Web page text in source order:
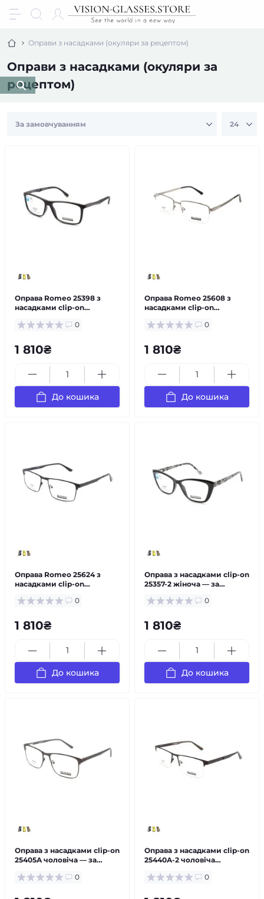
Оправи з насадками (окуляри за рецептом)
Оправи з насадками (окуляри за
рецептом)
Оправа Romeo 25398 з
насадками clip-on
рецептом
0
1 810₴
До кошика
Оправа Romeo 25608 з
насадками clip-on
рецептом
0
1 810₴
До кошика
Оправа Romeo 25624 з
насадками clip-on
рецептом
0
1 810₴
До кошика
Оправа з насадками clip-on
25357-2 жіноча — за
0
1 810₴
До кошика
Оправа з насадками clip-on
25405A чоловіча — за
0
Оправа з насадками clip-on
25440A-2 чоловіча
0